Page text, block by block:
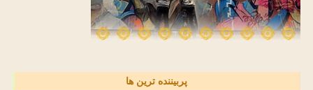
پربیننده ترین ها